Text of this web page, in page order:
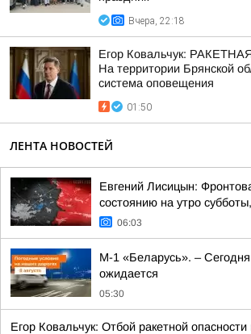
Вчера, 22:18
Егор Ковальчук:
На территории Брянской
система оповещения
01:50
ЛЕНТА НОВОСТЕЙ
Евгений Лисицын:
состоянию на утро
06:03
М-1 «Беларусь». –
ожидается
05:30
Егор Ковальчук: Отбой ракетной